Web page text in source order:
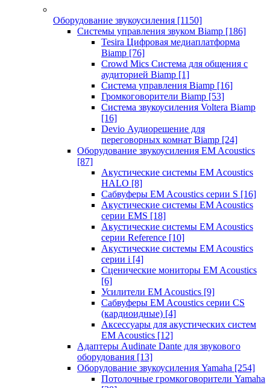
Оборудование звукоусиления [1150]
Системы управления звуком Biamp [186]
Tesira Цифровая медиаплатформа
Biamp [76]
Crowd Mics Система для общения с
аудиторией Biamp [1]
Система управления Biamp [16]
Громкоговорители Biamp [53]
Система звукоусиления Voltera Biamp
[16]
Devio Аудиорешение для
переговорных комнат Biamp [24]
Оборудование звукоусиления EM Acoustics
[87]
Акустические системы EM Acoustics
HALO [8]
Сабвуферы EM Acoustics серии S [16]
Акустические системы EM Acoustics
серии EMS [18]
Акустические системы EM Acoustics
серии Reference [10]
Акустические системы EM Acoustics
серии i [4]
Сценические мониторы EM Acoustics
[6]
Усилители EM Acoustics [9]
Сабвуферы EM Acoustics серии CS
(кардиоидные) [4]
Аксессуары для акустических систем
EM Acoustics [12]
Адаптеры Audinate Dante для звукового
оборудования [13]
Оборудование звукоусиления Yamaha [254]
Потолочные громкоговорители Yamaha